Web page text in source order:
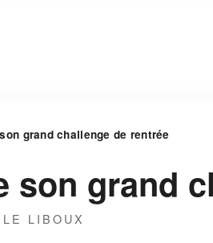
grand challenge de rentrée
son grand
LIBOUX